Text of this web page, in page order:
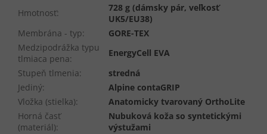
Hmotnosť:
728 g (dámsky pár, veľkosť
UK5/EU38)
Membrána - typ:
GORE-TEX
Medzipodrážka typu
tlmiaca pena:
EnergyCell EVA
Stupeň tlmenia:
stredná
Jediný:
Alpine contaGRIP
Vložka (stielka):
Anatomicky tvarovaný OrthoLite
Horná časť
(materiál):
Nubuková koža so syntetickými
výstužami